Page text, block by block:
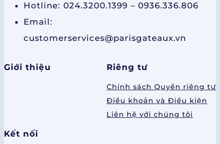
Hotline: 024.3200.1399 – 0936.336.806
Email:
customerservices@parisgateaux.vn
Giới thiệu Riêng tư
Chính sách Quyền riêng tư
Điều khoản và Điều kiện
Liên hệ với chúng tôi
Kết nối